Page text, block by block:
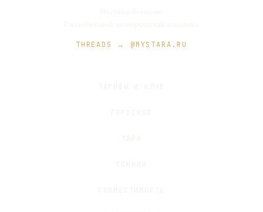
THREADS → @MYSTARA.RU
ТАРИФЫ И КЛУБ
ГОРОСКОП
ТАРО
СОННИК
СОВМЕСТИМОСТЬ